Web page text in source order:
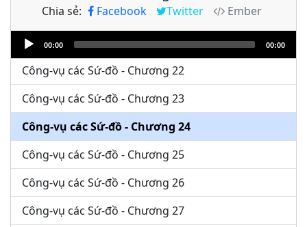
Chia sẻ: Facebook Twitter
Ember
Audio
Player
00:00 00:00
Công-vụ các Sứ-đồ - Chương 20
Công-vụ các Sứ-đồ - Chương 21
Công-vụ các Sứ-đồ - Chương 22
Công-vụ các Sứ-đồ - Chương 23
Công-vụ các Sứ-đồ - Chương 24
Công-vụ các Sứ-đồ - Chương 25
Công-vụ các Sứ-đồ - Chương 26
Công-vụ các Sứ-đồ - Chương 27